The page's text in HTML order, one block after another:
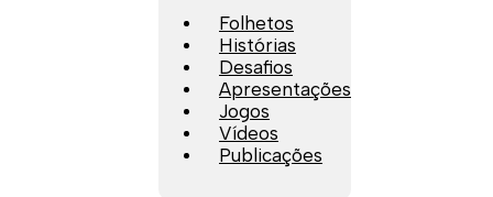
Folhetos
Histórias
Desafios
Apresentações
Jogos
Vídeos
Publicações